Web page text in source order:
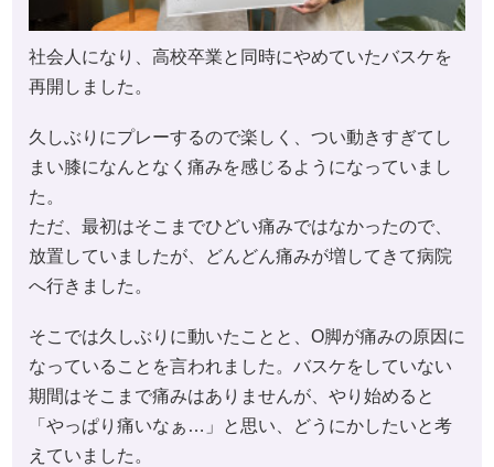
社会人になり、高校卒業と同時にやめていたバスケを
再開しました。
久しぶりにプレーするので楽しく、つい動きすぎてし
まい膝になんとなく痛みを感じるようになっていまし
た。
ただ、最初はそこまでひどい痛みではなかったので、
放置していましたが、どんどん痛みが増してきて病院
へ行きました。
そこでは久しぶりに動いたことと、O脚が痛みの原因に
なっていることを言われました。バスケをしていない
期間はそこまで痛みはありませんが、やり始めると
「やっぱり痛いなぁ…」と思い、どうにかしたいと考
えていました。